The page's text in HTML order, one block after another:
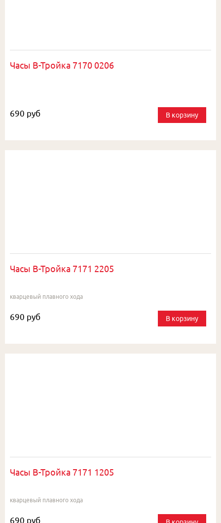
Часы В-Тройка 7170 0206
690 руб В корзину
Часы В-Тройка 7171 2205
кварцевый плавного хода
690 руб В корзину
Часы В-Тройка 7171 1205
кварцевый плавного хода
690 руб